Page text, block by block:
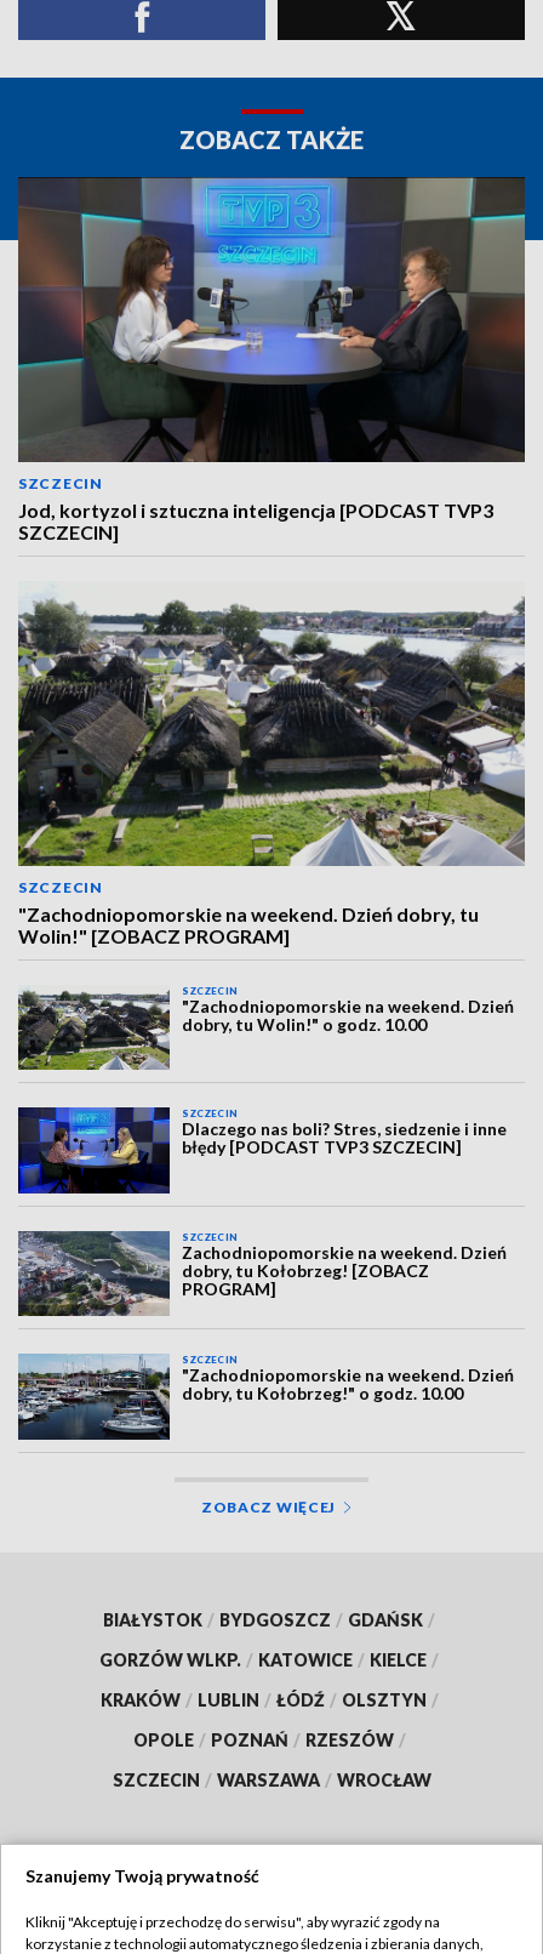
ZOBACZ TAKŻE
SZCZECIN
Jod, kortyzol i sztuczna inteligencja [PODCAST TVP3
SZCZECIN]
SZCZECIN
"Zachodniopomorskie na weekend. Dzień dobry, tu
Wolin!" [ZOBACZ PROGRAM]
SZCZECIN
"Zachodniopomorskie na weekend. Dzień
dobry, tu Wolin!" o godz. 10.00
SZCZECIN
Dlaczego nas boli? Stres, siedzenie i inne
błędy [PODCAST TVP3 SZCZECIN]
SZCZECIN
Zachodniopomorskie na weekend. Dzień
dobry, tu Kołobrzeg! [ZOBACZ
PROGRAM]
SZCZECIN
"Zachodniopomorskie na weekend. Dzień
dobry, tu Kołobrzeg!" o godz. 10.00
ZOBACZ WIĘCEJ
BIAŁYSTOK / BYDGOSZCZ / GDAŃSK /
GORZÓW WLKP. / KATOWICE / KIELCE /
KRAKÓW / LUBLIN / ŁÓDŹ / OLSZTYN /
OPOLE / POZNAŃ / RZESZÓW /
SZCZECIN / WARSZAWA / WROCŁAW
Szanujemy Twoją prywatność
Kliknij "Akceptuję i przechodzę do serwisu", aby wyrazić zgody na
korzystanie z technologii automatycznego śledzenia i zbierania danych,